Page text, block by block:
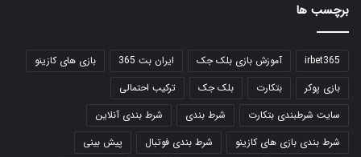
برچسب ها
irbet365 آموزش بازی بلک جک ایران بت 365
بازی های کازینو
بازی پوکر
بتکارت بلک جک
ترکیب احتمالی
سایت شرطبندی بتکارت
شرط بندی
شرط بندی آنلاین
شرط بندی بازی های کازینو
شرط بندی فوتبال
پیش بینی